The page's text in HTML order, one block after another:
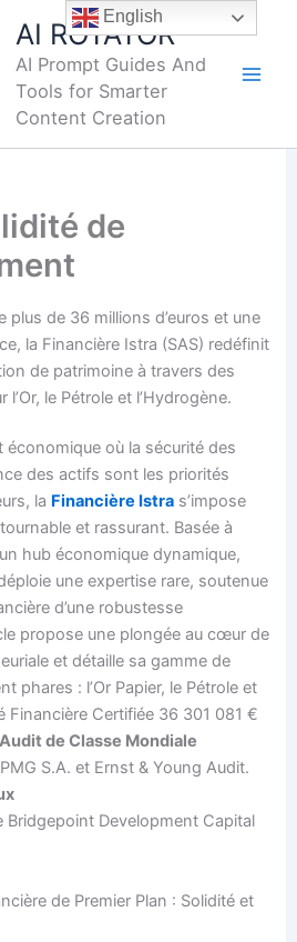
AI ROTATOR
AI Prompt Guides And
Tools for Smarter
Content Creation
de
plus de 36 millions d’euros et une
la Financière Istra (SAS) redéfinit
de patrimoine à travers des
le Pétrole et l’Hydrogène.
où la sécurité des
des actifs sont les priorités
la Financière Istra s’impose
et rassurant. Basée à
hub économique dynamique,
une expertise rare, soutenue
d’une robustesse
propose une plongée au cœur de
et détaille sa gamme de
phares : l’Or Papier, le Pétrole et
Financière Certifiée 36 301 081 €
Audit de Classe Mondiale
S.A. et Ernst & Young Audit.
Development Capital
de Premier Plan : Solidité et
English